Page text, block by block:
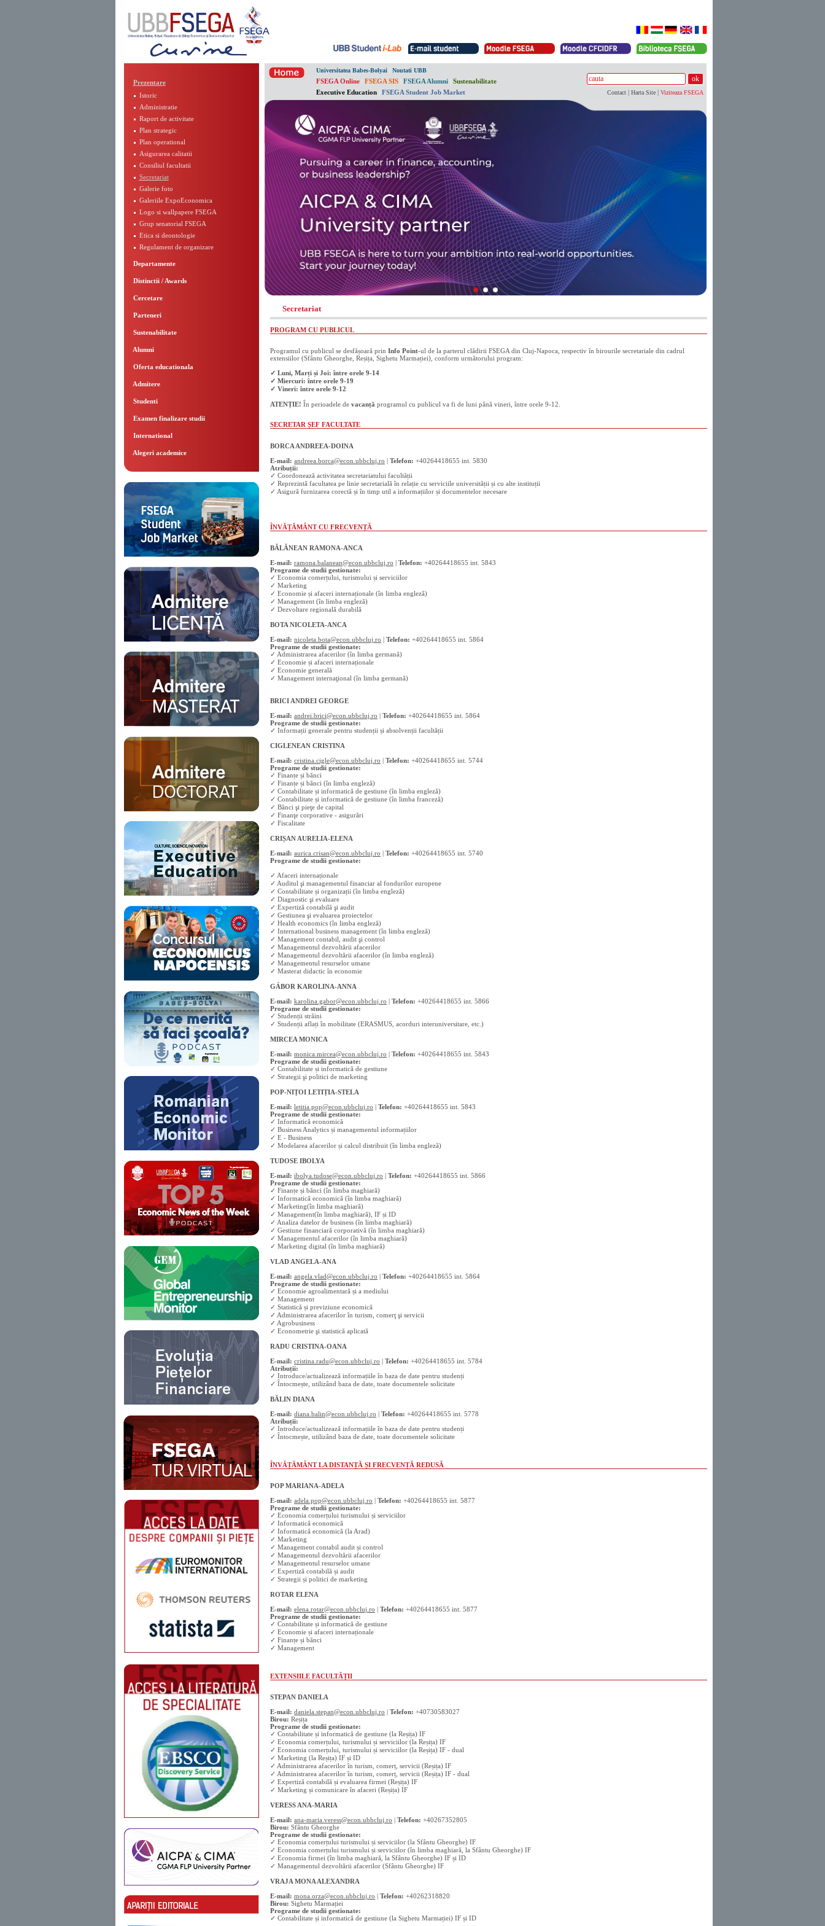
Prezentare
Istoric
Administratie
Raport de activitate
Plan strategic
Plan operational
Asigurarea calitatii
Consiliul facultatii
Secretariat
Galerie foto
Galeriile ExpoEconomica
Logo si wallpapere FSEGA
Grup senatorial FSEGA
Etica si deontologie
Regulament de organizare
Departamente
Distinctii / Awards
Cercetare
Parteneri
Sustenabilitate
Alumni
Oferta educationala
Admitere
Studenti
Examen finalizare studii
International
Alegeri academice
Universitatea Babes-Bolyai Noutati UBB
FSEGA Online FSEGA SIS FSEGA Alumni
Sustenabilitate
Executive Education
FSEGA Student Job Market Contact | Harta Site | Viziteaza FSEGA
Secretariat
PROGRAM CU PUBLICUL
Programul cu publicul se desfășoară prin Info Point-ul de la parterul clădirii FSEGA din Cluj-Napoca, respectiv în birourile secretariale din cadrul
extensiilor (Sfântu Gheorghe, Reșița, Sighetu Marmației), conform următorului program:
✓ Luni, Marți și Joi: între orele 9-14
✓ Miercuri: între orele 9-19
✓ Vineri: între orele 9-12
ATENȚIE! În perioadele de vacanță programul cu publicul va fi de luni până vineri, între orele 9-12.
SECRETAR ȘEF FACULTATE
BORCA ANDREEA-DOINA
E-mail: andreea.borca@econ.ubbcluj.ro | Telefon: +40264418655 int. 5830
Atribuții:
✓ Coordonează activitatea secretariatului facultății
✓ Reprezintă facultatea pe linie secretarială în relație cu serviciile universității și cu alte instituții
✓ Asigură furnizarea corectă și în timp util a informațiilor și documentelor necesare
ÎNVĂȚĂMÂNT CU FRECVENȚĂ
BĂLĂNEAN RAMONA-ANCA
E-mail: ramona.balanean@econ.ubbcluj.ro | Telefon: +40264418655 int. 5843
Programe de studii gestionate:
✓ Economia comerțului, turismului și serviciilor
✓ Marketing
✓ Economie și afaceri internaționale (în limba engleză)
✓ Management (în limba engleză)
✓ Dezvoltare regională durabilă
BOTA NICOLETA-ANCA
E-mail: nicoleta.bota@econ.ubbcluj.ro | Telefon: +40264418655 int. 5864
Programe de studii gestionate:
✓ Administrarea afacerilor (în limba germană)
✓ Economie și afaceri internaționale
✓ Economie generală
✓ Management internaţional (în limba germană)
BRICI ANDREI GEORGE
E-mail: andrei.brici@econ.ubbcluj.ro | Telefon: +40264418655 int. 5864
Programe de studii gestionate:
✓ Informații generale pentru studenții și absolvenții facultății
CIGLENEAN CRISTINA
E-mail: cristina.cigle@econ.ubbcluj.ro | Telefon: +40264418655 int. 5744
Programe de studii gestionate:
✓ Finanțe și bănci
✓ Finanțe și bănci (în limba engleză)
✓ Contabilitate și informatică de gestiune (în limba engleză)
✓ Contabilitate și informatică de gestiune (în limba franceză)
✓ Bănci şi pieţe de capital
✓ Finanţe corporative - asigurări
✓ Fiscalitate
CRIȘAN AURELIA-ELENA
E-mail: aurica.crisan@econ.ubbcluj.ro | Telefon: +40264418655 int. 5740
Programe de studii gestionate:
✓ Afaceri internaționale
✓ Auditul şi managementul financiar al fondurilor europene
✓ Contabilitate și organizații (în limba engleză)
✓ Diagnostic şi evaluare
✓ Expertiză contabilă şi audit
✓ Gestiunea şi evaluarea proiectelor
✓ Health economics (în limba engleză)
✓ International business management (în limba engleză)
✓ Management contabil, audit şi control
✓ Managementul dezvoltării afacerilor
✓ Managementul dezvoltării afacerilor (în limba engleză)
✓ Managementul resurselor umane
✓ Masterat didactic în economie
GÁBOR KAROLINA-ANNA
E-mail: karolina.gabor@econ.ubbcluj.ro | Telefon: +40264418655 int. 5866
Programe de studii gestionate:
✓ Studenții străini
✓ Studenții aflați în mobilitate (ERASMUS, acorduri interuniversitare, etc.)
MIRCEA MONICA
E-mail: monica.mircea@econ.ubbcluj.ro | Telefon: +40264418655 int. 5843
Programe de studii gestionate:
✓ Contabilitate și informatică de gestiune
✓ Strategii şi politici de marketing
POP-NIȚOI LETIȚIA-STELA
E-mail: letitia.pop@econ.ubbcluj.ro | Telefon: +40264418655 int. 5843
Programe de studii gestionate:
✓ Informatică economică
✓ Business Analytics și managementul informațiilor
✓ E - Business
✓ Modelarea afacerilor și calcul distribuit (în limba engleză)
TUDOSE IBOLYA
E-mail: ibolya.tudose@econ.ubbcluj.ro | Telefon: +40264418655 int. 5866
Programe de studii gestionate:
✓ Finanțe și bănci (în limba maghiară)
✓ Informatică economică (în limba maghiară)
✓ Marketing(în limba maghiară)
✓ Management(în limba maghiară), IF și ID
✓ Analiza datelor de business (în limba maghiară)
✓ Gestiune financiară corporativă (în limba maghiară)
✓ Managementul afacerilor (în limba maghiară)
✓ Marketing digital (în limba maghiară)
VLAD ANGELA-ANA
E-mail: angela.vlad@econ.ubbcluj.ro | Telefon: +40264418655 int. 5864
Programe de studii gestionate:
✓ Economie agroalimentară și a mediului
✓ Management
✓ Statistică și previziune economică
✓ Administrarea afacerilor în turism, comerţ şi servicii
✓ Agrobusiness
✓ Econometrie şi statistică aplicată
RADU CRISTINA-OANA
E-mail: cristina.radu@econ.ubbcluj.ro | Telefon: +40264418655 int. 5784
Atribuții:
✓ Introduce/actualizează informațiile în baza de date pentru studenți
✓ Întocmește, utilizând baza de date, toate documentele solicitate
BĂLIN DIANA
E-mail: diana.balin@econ.ubbcluj.ro | Telefon: +40264418655 int. 5778
Atribuții:
✓ Introduce/actualizează informațiile în baza de date pentru studenți
✓ Întocmește, utilizând baza de date, toate documentele solicitate
ÎNVĂȚĂMÂNT LA DISTANȚĂ ȘI FRECVENȚĂ REDUSĂ
POP MARIANA-ADELA
E-mail: adela.pop@econ.ubbcluj.ro | Telefon: +40264418655 int. 5877
Programe de studii gestionate:
✓ Economia comerțului turismului și serviciilor
✓ Informatică economică
✓ Informatică economică (la Arad)
✓ Marketing
✓ Management contabil audit și control
✓ Managementul dezvoltării afacerilor
✓ Managementul resurselor umane
✓ Expertiză contabilă și audit
✓ Strategii și politici de marketing
ROTAR ELENA
E-mail: elena.rotar@econ.ubbcluj.ro | Telefon: +40264418655 int. 5877
Programe de studii gestionate:
✓ Contabilitate și informatică de gestiune
✓ Economie și afaceri internaționale
✓ Finanțe și bănci
✓ Management
EXTENSIILE FACULTĂȚII
STEPAN DANIELA
E-mail: daniela.stepan@econ.ubbcluj.ro Telefon: +40730583027
Birou: Reșița
Programe de studii gestionate:
✓ Contabilitate și informatică de gestiune (la Reșița) IF
✓ Economia comerțului, turismului și serviciilor (la Reșița) IF
✓ Economia comerțului, turismului și serviciilor (la Reșița) IF - dual
✓ Marketing (la Reșița) IF și ID
✓ Administrarea afacerilor în turism, comerț, servicii (Reșița) IF
✓ Administrarea afacerilor în turism, comerț, servicii (Reșița) IF - dual
✓ Expertiză contabilă și evaluarea firmei (Reșița) IF
✓ Marketing și comunicare în afaceri (Reșița) IF
VERESS ANA-MARIA
E-mail: ana-maria.veress@econ.ubbcluj.ro Telefon: +40267352805
Birou: Sfântu Gheorghe
Programe de studii gestionate:
✓ Economia comerțului turismului și serviciilor (la Sfântu Gheorghe) IF
✓ Economia comerțului turismului și serviciilor (în limba maghiară, la Sfântu Gheorghe) IF
✓ Economia firmei (în limba maghiară, la Sfântu Gheorghe) IF și ID
✓ Managementul dezvoltării afacerilor (Sfântu Gheorghe) IF
VRAJA MONA ALEXANDRA
E-mail: mona.orza@econ.ubbcluj.ro Telefon: +40262318820
Birou: Sighetu Marmației
Programe de studii gestionate:
✓ Contabilitate și informatică de gestiune (la Sighetu Marmației) IF și ID